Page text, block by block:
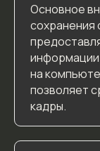
Основное
сохранения
информации
на
позволяет
кадры.